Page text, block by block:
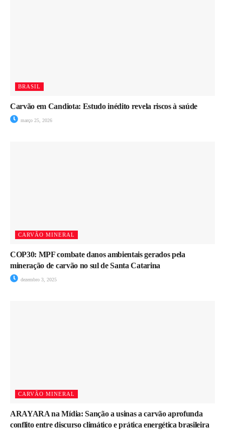
BRASIL
Carvão em Candiota: Estudo inédito revela riscos à saúde
março 25, 2026
CARVÃO MINERAL
COP30: MPF combate danos ambientais gerados pela
mineração de carvão no sul de Santa Catarina
dezembro 3, 2025
CARVÃO MINERAL
ARAYARA na Mídia: Sanção a usinas a carvão aprofunda
conflito entre discurso climático e prática energética brasileira